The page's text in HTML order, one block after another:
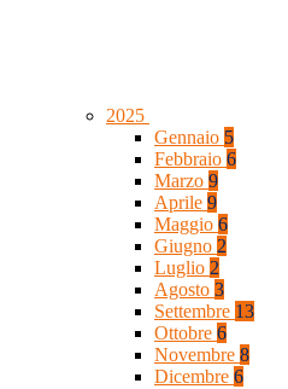
2025
Gennaio 5
Febbraio 6
Marzo 9
Aprile 9
Maggio 6
Giugno 2
Luglio 2
Agosto 3
Settembre 13
Ottobre 6
Novembre 8
Dicembre 6